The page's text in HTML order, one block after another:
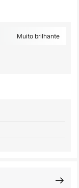
Muito brilhante